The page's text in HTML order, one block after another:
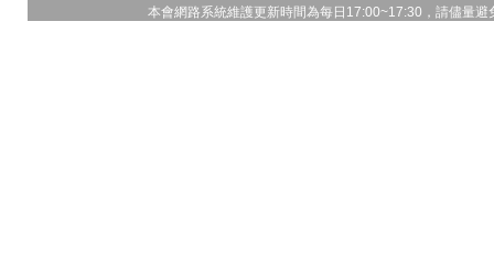
本會網路系統維護更新時間為每日17:00~17:30，請儘量